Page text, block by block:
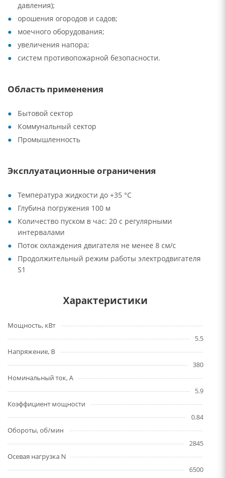
давления);
орошения огородов и садов;
моечного оборудования;
увеличения напора;
систем противопожарной безопасности.
Область применения
Бытовой сектор
Коммунальный сектор
Промышленность
Эксплуатационные ограничения
Температура жидкости до +35 °C
Глубина погружения 100 м
Количество пуском в час: 20 с регулярными
интервалами
Поток охлаждения двигателя не менее 8 см/с
Продолжительный режим работы электродвигателя
S1
Характеристики
Мощность, кВт
5.5
Напряжение, В
380
Номинальный ток, А
5.9
Коэффициент мощности
0.84
Обороты, об/мин
2845
Осевая нагрузка N
6500